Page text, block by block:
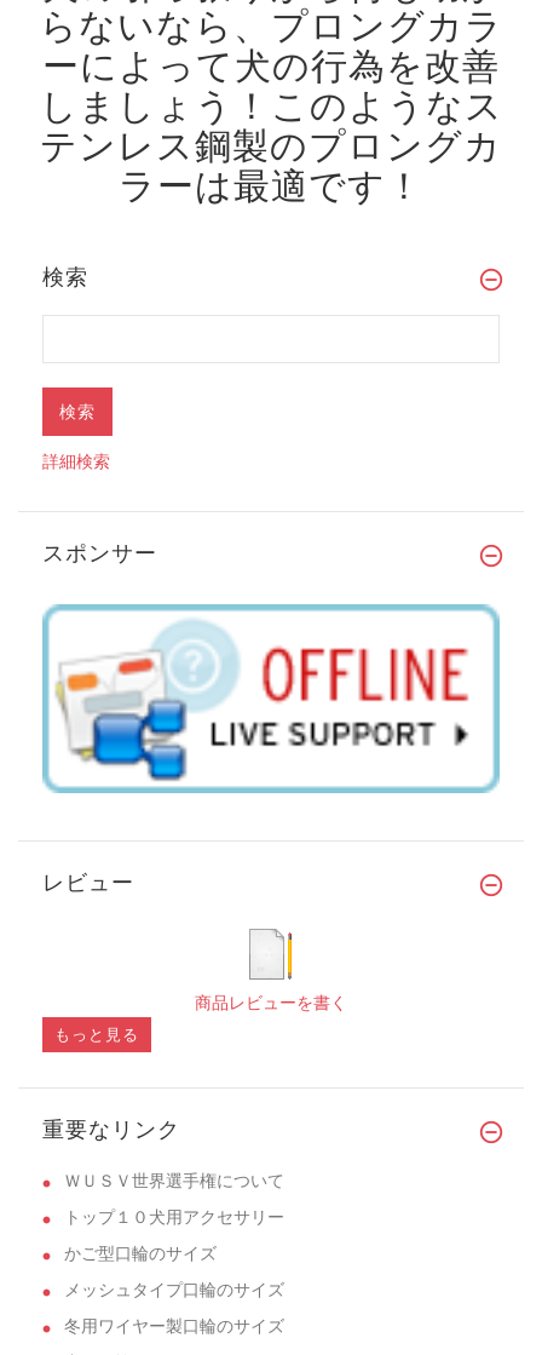
らないなら、プロングカラ
ーによって犬の行為を改善
しましょう！ このようなス
テンレス鋼製のプロングカ
ラーは最適です！
検索
詳細検索
スポンサー
レビュー
商品レビューを書く
もっと見る
重要なリンク
ＷＵＳＶ世界選手権について
トップ１０犬用アクセサリー
かご型口輪のサイズ
メッシュタイプ口輪のサイズ
冬用ワイヤー製口輪のサイズ